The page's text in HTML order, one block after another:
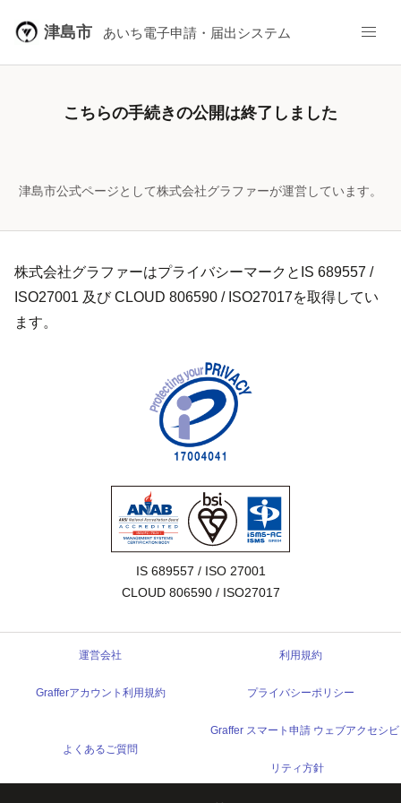
津島市 あいち電子申請・届出システム
こちらの手続きの公開は終了しました
津島市公式ページとして株式会社グラファーが運営しています。
株式会社グラファーはプライバシーマークとIS 689557 /
ISO27001 及び CLOUD 806590 / ISO27017を取得してい
ます。
IS 689557 / ISO 27001
CLOUD 806590 / ISO27017
運営会社 利用規約
Grafferアカウント利用規約 プライバシーポリシー
よくあるご質問
Graffer スマート申請 ウェブアクセシビ
リティ方針